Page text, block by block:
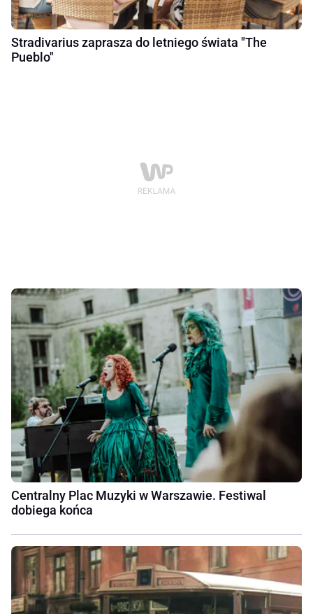
Stradivarius zaprasza do letniego świata "The
Pueblo"
Centralny Plac Muzyki w Warszawie. Festiwal
dobiega końca